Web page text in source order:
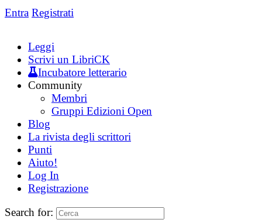
Entra Registrati
Leggi
Scrivi un LibriCK
Incubatore letterario
Community
Membri
Gruppi Edizioni Open
Blog
La rivista degli scrittori
Punti
Aiuto!
Log In
Registrazione
Search for: